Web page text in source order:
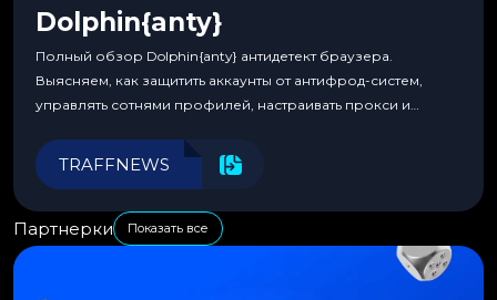
Dolphin{anty}
Полный обзор Dolphin{anty} антидетект браузера.
Выясняем, как защитить аккаунты от антифрод-систем,
управлять сотнями профилей, настраивать прокси и
эффективности.
TRAFFNEWS
Партнерки Показать все